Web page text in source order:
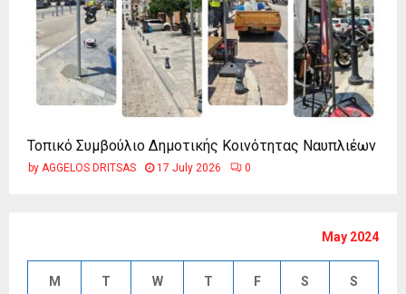
Τοπικό Συμβούλιο Δημοτικής Κοινότητας Ναυπλιέων
by AGGELOS DRITSAS 17 July 2026 0
May 2024
M T W T F S S